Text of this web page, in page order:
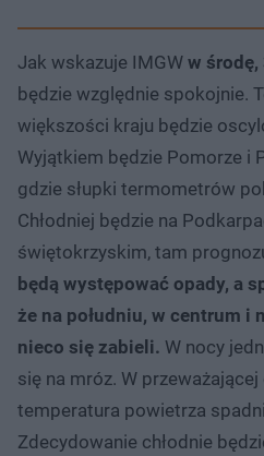
Jak wskazuje IMGW w
będzie względnie spokojnie.
większości kraju będzie
Wyjątkiem będzie Pomorze i
gdzie słupki termometrów
Chłodniej będzie na
świętokrzyskim, tam
będą występować opady, a
że na południu, w centrum i
nieco się zabieli. W nocy
się na mróz. W
temperatura powietrza
Zdecydowanie chłodnie